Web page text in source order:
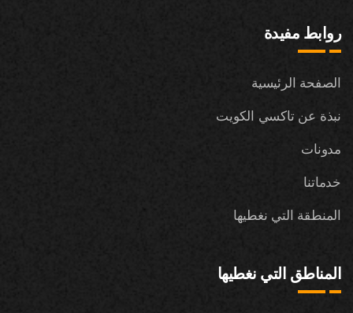
روابط مفيدة
الصفحة الرئيسية
نبذة عن تاكسي الكويت
مدونات
خدماتنا
المنطقة التي نغطيها
المناطق التي نغطيها